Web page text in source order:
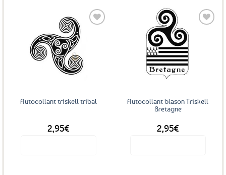
Autocollant triskell tribal
2,95€
Autocollant blason Triskell
Bretagne
2,95€